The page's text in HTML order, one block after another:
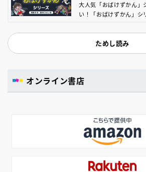
大人気「おばけずかん」
い！「おばけずかん」
登場する、「図鑑」とい
ぞれのおばけが、どんな
ればだいじょうぶなのか
ためし読み
オンライン書店